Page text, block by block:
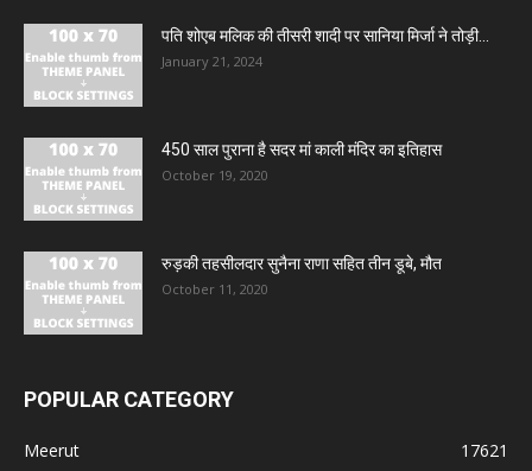
पति शोएब मलिक की तीसरी शादी पर सानिया मिर्जा ने तोड़ी...
January 21, 2024
450 साल पुराना है सदर मां काली मंदिर का इतिहास
October 19, 2020
रुड़की तहसीलदार सुनैना राणा सहित तीन डूबे, मौत
October 11, 2020
POPULAR CATEGORY
Meerut 17621